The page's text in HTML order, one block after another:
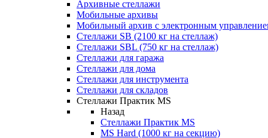
Архивные стеллажи
Мобильные архивы
Мобильный архив с электронным
Стеллажи SB (2100 кг на стеллаж)
Стеллажи SBL (750 кг на стеллаж)
Стеллажи для гаража
Стеллажи для дома
Стеллажи для инструмента
Стеллажи для складов
Стеллажи Практик MS
Назад
Стеллажи Практик MS
MS Hard (1000 кг на секцию)